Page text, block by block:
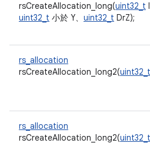
rsCreateAllocation_long(uint32_t
uint32_t 小於 Y、 uint32_t DrZ);
rs_allocation
rsCreateAllocation_long2(uint32_t
rs_allocation
rsCreateAllocation_long2(uint32_t